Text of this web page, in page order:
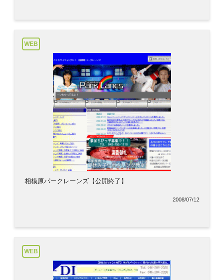
WEB
相模原パークレーンズ【公開終了】
2008/07/12
WEB